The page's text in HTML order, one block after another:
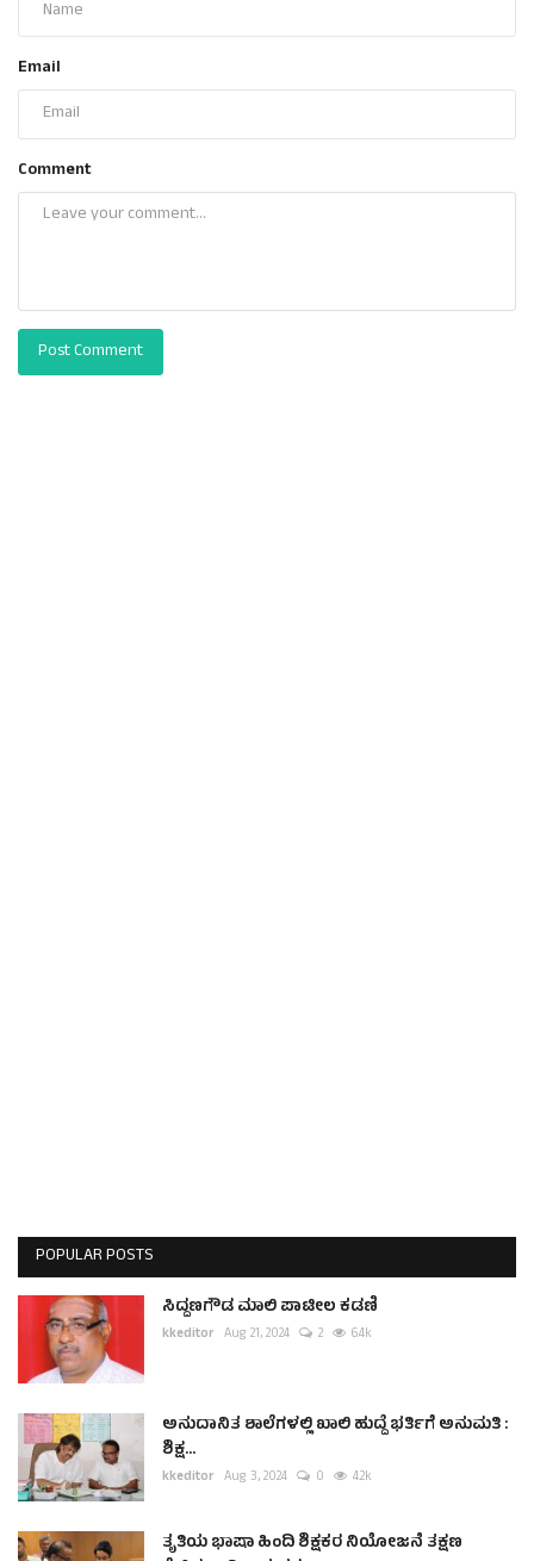
Email
Comment
Post Comment
POPULAR POSTS
ಸಿದ್ದಣಗೌಡ ಮಾಲಿ ಪಾಟೀಲ ಕಡಣಿ
kkeditor Aug 21, 2024 2 6.4k
ಅನುದಾನಿತ ಶಾಲೆಗಳಲ್ಲಿ ಖಾಲಿ ಹುದ್ದೆ ಭರ್ತಿಗೆ ಅನುಮತಿ :
ಶಿಕ್ಷ...
kkeditor Aug 3, 2024 0 4.2k
ತೃತಿಯ ಭಾಷಾ ಹಿಂದಿ ಶಿಕ್ಷಕರ ನಿಯೋಜನೆ ತಕ್ಷಣ